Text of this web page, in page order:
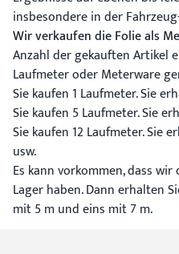
insbesondere in der
Wir verkaufen die Folie als
Anzahl der gekauften Artikel
Laufmeter oder Meterware
Sie kaufen 1 Laufmeter. Sie
Sie kaufen 5 Laufmeter. Sie
Sie kaufen 12 Laufmeter. Sie
usw.
Es kann vorkommen, dass
Lager haben. Dann erhalten
mit 5 m und eins mit 7 m.